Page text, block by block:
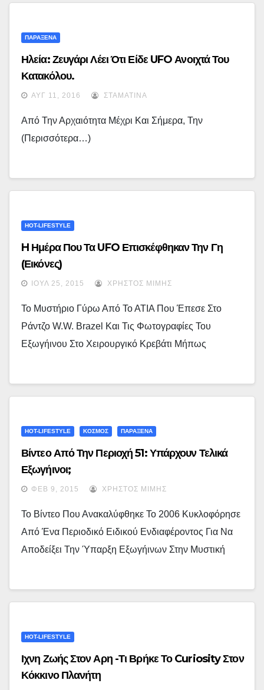
ΠΑΡΑΞΕΝΑ
Ηλεία: Ζευγάρι Λέει Ότι Είδε UFO Ανοιχτά Του
Κατακόλου.
ΑΥΓ 11, 2016 ΣΤΑΜΑΤΊΝΑ
Από Την Αρχαιότητα Μέχρι Και Σήμερα, Την
(περισσότερα…)
HOT-LIFESTYLE
H Ημέρα Που Τα UFO Επισκέφθηκαν Την Γη
(εικόνες)
ΙΟΎΛ 25, 2015 ΧΡΉΣΤΟΣ ΜΊΜΗΣ
Το Μυστήριο Γύρω Από Το ΑΤΙΑ Που Έπεσε Στο
Ράντζο W.W. Brazel Και Τις Φωτογραφίες Του
Εξωγήινου Στο Χειρουργικό Κρεβάτι Μήπως
HOT-LIFESTYLE ΚΟΣΜΟΣ ΠΑΡΑΞΕΝΑ
Βίντεο Από Την Περιοχή 51: Υπάρχουν Τελικά
Εξωγήινοι;
ΦΕΒ 9, 2015 ΧΡΉΣΤΟΣ ΜΊΜΗΣ
Το Βίντεο Που Ανακαλύφθηκε Το 2006 Κυκλοφόρησε
Από Ένα Περιοδικό Ειδικού Ενδιαφέροντος Για Να
Αποδείξει Την Ύπαρξη Εξωγήινων Στην Μυστική
HOT-LIFESTYLE
Ιχνη Ζωής Στον Αρη -Τι Βρήκε Το Curiosity Στον
Κόκκινο Πλανήτη